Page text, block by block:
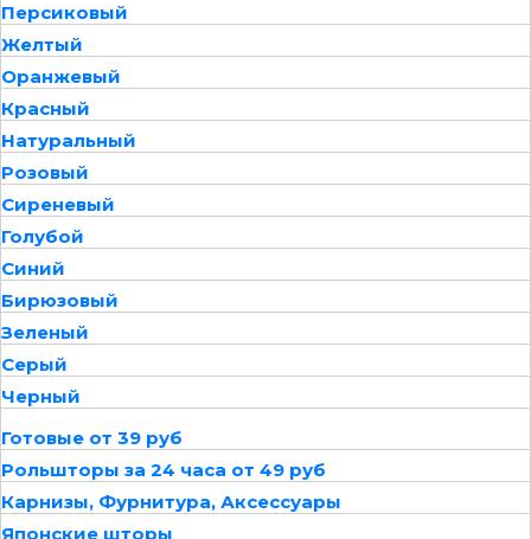
Персиковый
Желтый
Оранжевый
Красный
Натуральный
Розовый
Сиреневый
Голубой
Синий
Бирюзовый
Зеленый
Серый
Черный
Готовые от 39 руб
Рольшторы за 24 часа от 49 руб
Карнизы, Фурнитура, Аксессуары
Японские шторы